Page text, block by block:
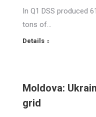
In Q1 DSS produced
tons of…
Details
Moldova:
grid